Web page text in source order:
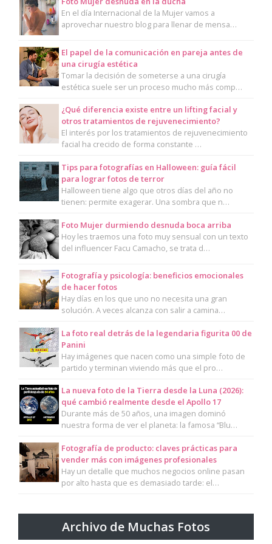
En el día Internacional de la Mujer vamos a
aprovechar nuestro blog para llenar de mensa…
El papel de la comunicación en pareja antes de
una cirugía estética
Tomar la decisión de someterse a una cirugía
estética suele ser un proceso mucho más comp…
¿Qué diferencia existe entre un lifting facial y
otros tratamientos de rejuvenecimiento?
El interés por los tratamientos de rejuvenecimiento
facial ha crecido de forma constante …
Tips para fotografías en Halloween: guía fácil
para lograr fotos de terror
Halloween tiene algo que otros días del año no
tienen: permite exagerar. Una sombra que n…
Foto Mujer durmiendo desnuda boca arriba
Hoy les traemos una foto muy sensual con un texto
del influencer Facu Camacho, se trata d…
Fotografía y psicología: beneficios emocionales
de hacer fotos
Hay días en los que uno no necesita una gran
solución. A veces alcanza con salir a camina…
La foto real detrás de la legendaria figurita 00 de
Panini
Hay imágenes que nacen como una simple foto de
partido y terminan viviendo más que el pro…
La nueva foto de la Tierra desde la Luna (2026):
qué cambió realmente desde el Apollo 17
Durante más de 50 años, una imagen dominó
nuestra forma de ver el planeta: la famosa “Blu…
Fotografía de producto: claves prácticas para
vender más con imágenes profesionales
Hay un detalle que muchos negocios online pasan
por alto hasta que es demasiado tarde: el…
Archivo de Muchas Fotos